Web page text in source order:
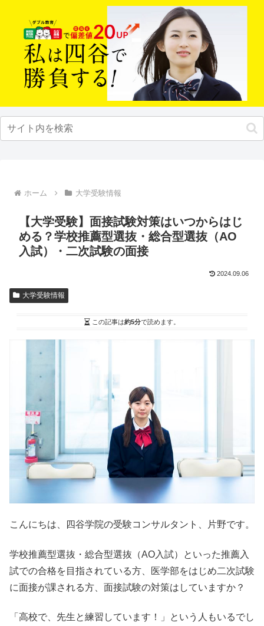
ホーム 大学受験情報
【大学受験】面接試験対策はいつからはじ
める？学校推薦型選抜・総合型選抜（AO
入試）・二次試験の面接
2024.09.06
大学受験情報
この記事は約5分で読めます。
こんにちは、四谷学院の受験コンサルタント、片野です。
学校推薦型選抜・総合型選抜（AO入試）といった推薦入
試での合格を目指されている方、医学部をはじめ二次試験
に面接が課される方、 面接試験の対策はしていますか？
「高校で、先生と練習しています！」という人もいるでし